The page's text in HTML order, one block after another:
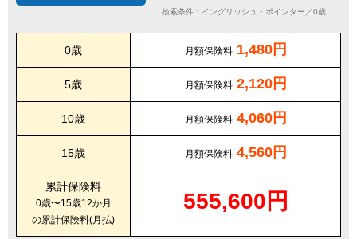
検索条件：イングリッシュ・ポインター／0歳
0歳 月額保険料 1,480円
5歳 月額保険料 2,120円
10歳 月額保険料 4,060円
15歳 月額保険料 4,560円
累計保険料
0歳〜15歳12か月
の累計保険料(月払)
555,600円